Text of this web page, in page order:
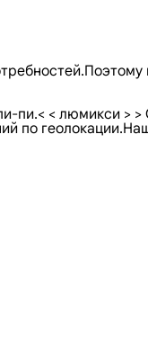
пи.< < люмикси >
по